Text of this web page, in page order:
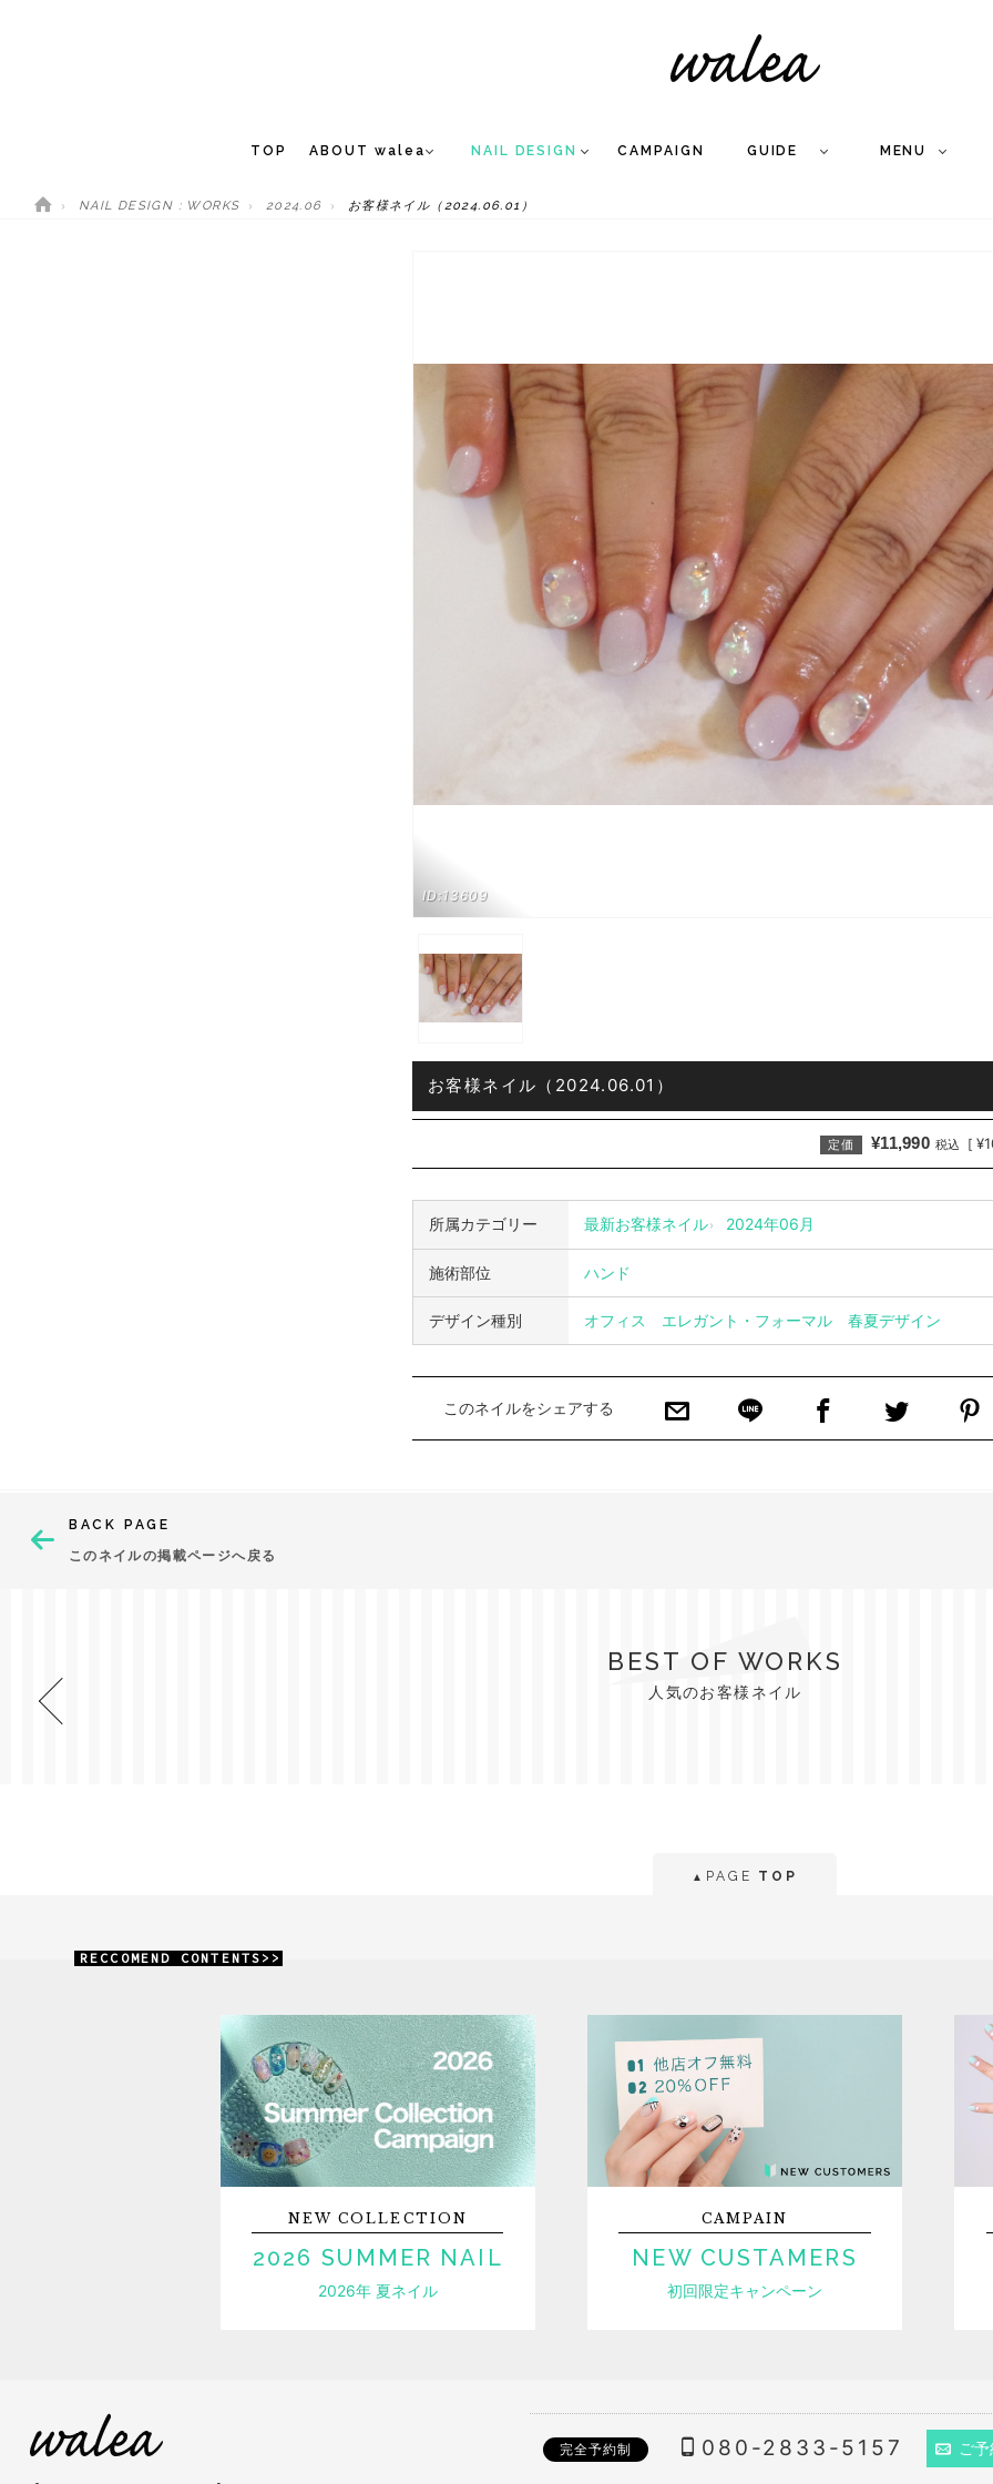
TOP ABOUT walea NAIL DESIGN CAMPAIGN GUIDE MENU
NAIL DESIGN : WORKS 2024.06 お客様ネイル（2024.06.01）
ID:13609
お客様ネイル（2024.06.01）
定価 ¥11,990 税込 [
所属カテゴリー 最新お客様ネイル 2024年06月
施術部位 ハンド
デザイン種別 オフィス エレガント・フォーマル 春夏デザイン
このネイルをシェアする
BACK PAGE
このネイルの掲載ページへ戻る
BEST OF WORKS
人気のお客様ネイル
▲ PAGE TOP
RECCOMEND CONTENTS>>
NEWCOLLECTION
2026 SUMMER NAIL
2026年 夏ネイル
CAMPAIN
NEW CUSTAMERS
初回限定キャンペーン
完全予約制 080-2833-5157 ご